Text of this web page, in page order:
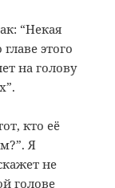
“Некая
этого
на голову
кто её
Я
не
голове